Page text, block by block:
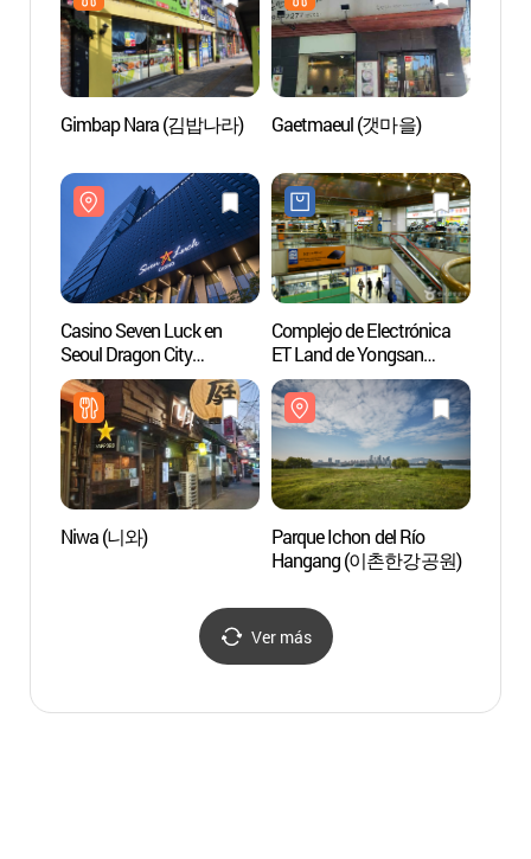
Gimbap Nara (김밥나라) Gaetmaeul (갯마을)
Casino Seven Luck en
Seoul Dragon City
(세븐럭카지노
(서울드래곤시티점))
Complejo de Electrónica
ET Land de Yongsan
(용산전자랜드)
Niwa (니와)
Parque Ichon del Río
Hangang (이촌한강공원)
Ver más